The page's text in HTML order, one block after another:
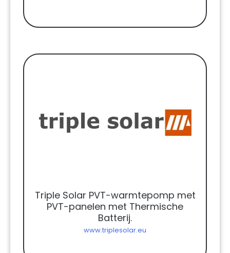
Triple Solar PVT-warmtepomp met
PVT-panelen met Thermische
Batterij.
www.triplesolar.eu